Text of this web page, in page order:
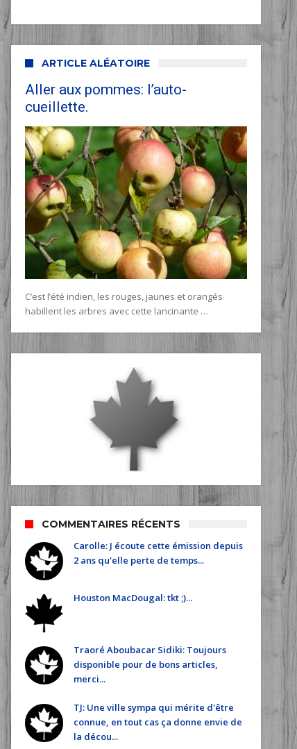
ARTICLE ALÉATOIRE
Aller aux pommes: l’auto-
cueillette.
C’est l’été indien, les rouges, jaunes et orangés
habillent les arbres avec cette lancinante …
COMMENTAIRES RÉCENTS
Carolle: J écoute cette émission depuis
2 ans qu'elle perte de temps...
Houston MacDougal: tkt ;)...
Traoré Aboubacar Sidiki: Toujours
disponible pour de bons articles,
merci...
TJ: Une ville sympa qui mérite d'être
connue, en tout cas ça donne envie de
la décou...